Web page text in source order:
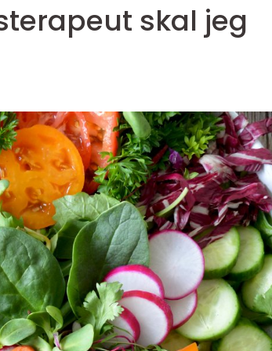
skal jeg